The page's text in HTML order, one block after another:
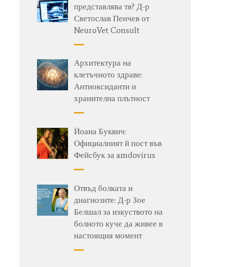
представлява тя? Д-р
Светослав Пенчев от
NeuroVet Consult
Архитектура на
клетъчното здраве:
Антиоксиданти и
хранителна плътност
Йоана Буквич:
Официалният й пост във
Фейсбук за amdovirus
Отвъд болката и
диагнозите: Д-р Зое
Белшал за изкуството на
болното куче да живее в
настоящия момент